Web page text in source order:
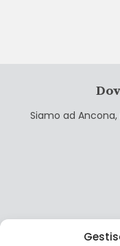
Siamo ad